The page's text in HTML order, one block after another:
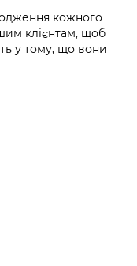
кожного
клієнтам, щоб
у тому, що вони